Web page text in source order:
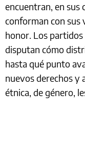
encuentran, en sus
conforman con sus
honor. Los
disputan cómo
hasta qué punto
nuevos derechos y
étnica, de género,